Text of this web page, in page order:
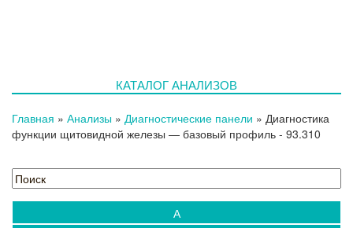
Блог
Выезды на дом
КАТАЛОГ АНАЛИЗОВ
Главная » Анализы » Диагностические панели » Диагностика
функции щитовидной железы — базовый профиль - 93.310
А